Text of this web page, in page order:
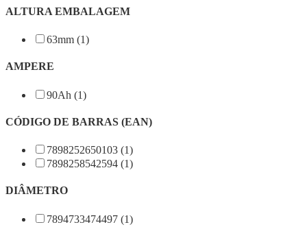
ALTURA EMBALAGEM
63mm (1)
AMPERE
90Ah (1)
CÓDIGO DE BARRAS (EAN)
7898252650103 (1)
7898258542594 (1)
DIÂMETRO
7894733474497 (1)